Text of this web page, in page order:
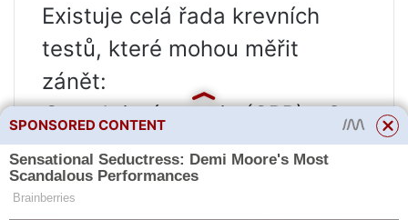
Existuje celá řada krevních
testů, které mohou měřit
zánět:
C-reaktivní protein (CRP)– C-
reaktivní protein produkovaný
játry se zvyšuje, pokud dojde k
poranění tkáně, zánětu nebo
SPONSORED CONTENT